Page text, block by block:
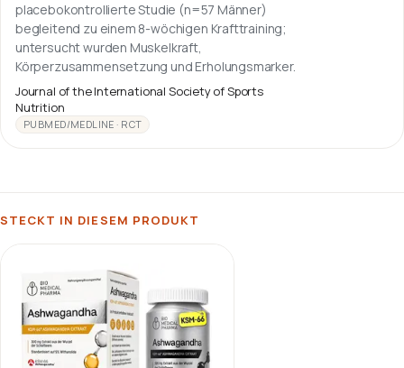
placebokontrollierte Studie (n=57 Männer)
begleitend zu einem 8-wöchigen Krafttraining;
untersucht wurden Muskelkraft,
Körperzusammensetzung und Erholungsmarker.
Journal of the International Society of Sports
Nutrition
PUBMED/MEDLINE · RCT
STECKT IN DIESEM PRODUKT